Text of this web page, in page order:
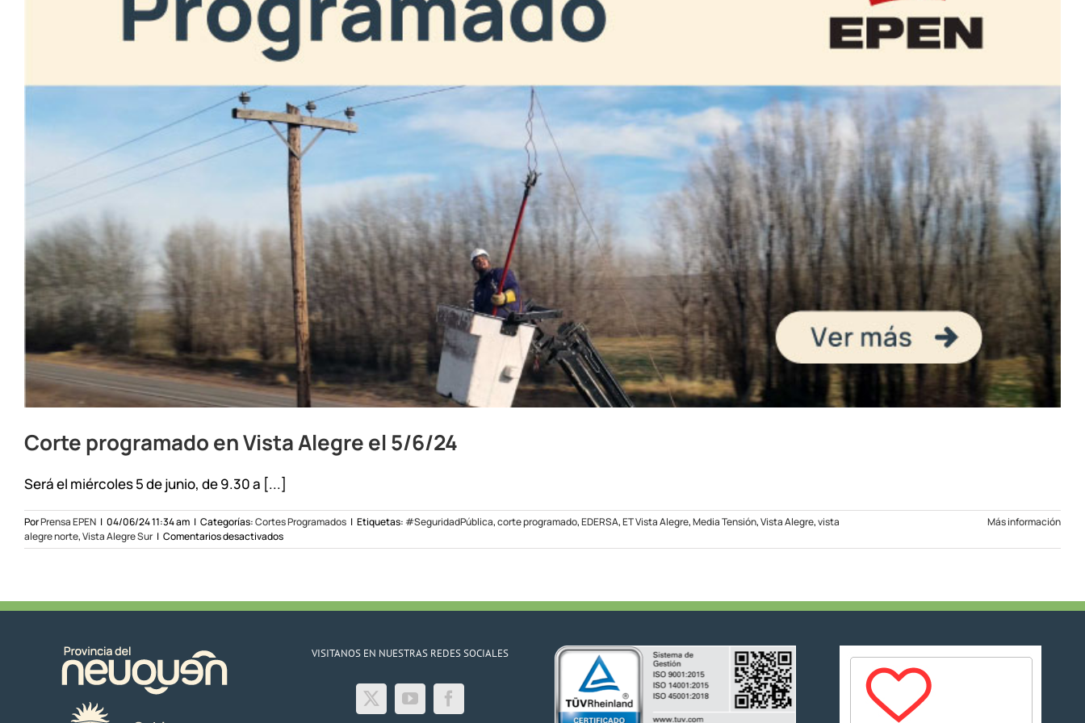
Corte programado en Vista Alegre el 5/6/24
Será el miércoles 5 de junio, de 9.30 a [...]
PorPrensa EPEN | 04/06/24 11:34 am | Categorías:Cortes Programados | Etiquetas: #SeguridadPública,corte programado,EDERSA,ET Vista Alegre,Media Tensión,Vista Alegre,vista
alegre norte,Vista Alegre Sur | Comentarios desactivadosen
Corte
Alegre
Más información
VISITANOS EN NUESTRAS REDES SOCIALES